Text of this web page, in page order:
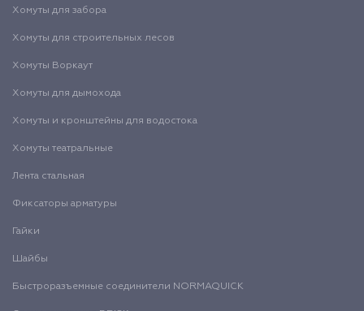
Хомуты для забора
Хомуты для строительных лесов
Хомуты Воркаут
Хомуты для дымохода
Хомуты и кронштейны для водостока
Хомуты театральные
Лента стальная
Фиксаторы арматуры
Гайки
Шайбы
Быстроразъемные соединители NORMAQUICK